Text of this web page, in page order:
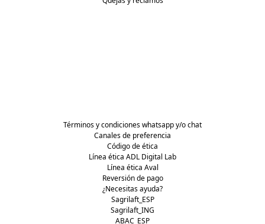
Términos y condiciones whatsapp y/o chat
Canales de preferencia
Código de ética
Línea ética ADL Digital Lab
Línea ética Aval
Reversión de pago
¿Necesitas ayuda?
Sagrilaft_ESP
Sagrilaft_ING
ABAC_ESP